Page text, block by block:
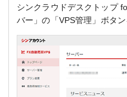
シンクラウドデスクトップ
バー」の「VPS管理」ボタ